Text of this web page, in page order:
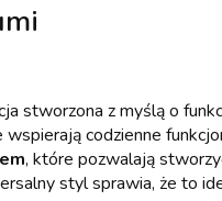
stworzona z myślą o
codzienne
, które pozwalają
styl sprawia, że to